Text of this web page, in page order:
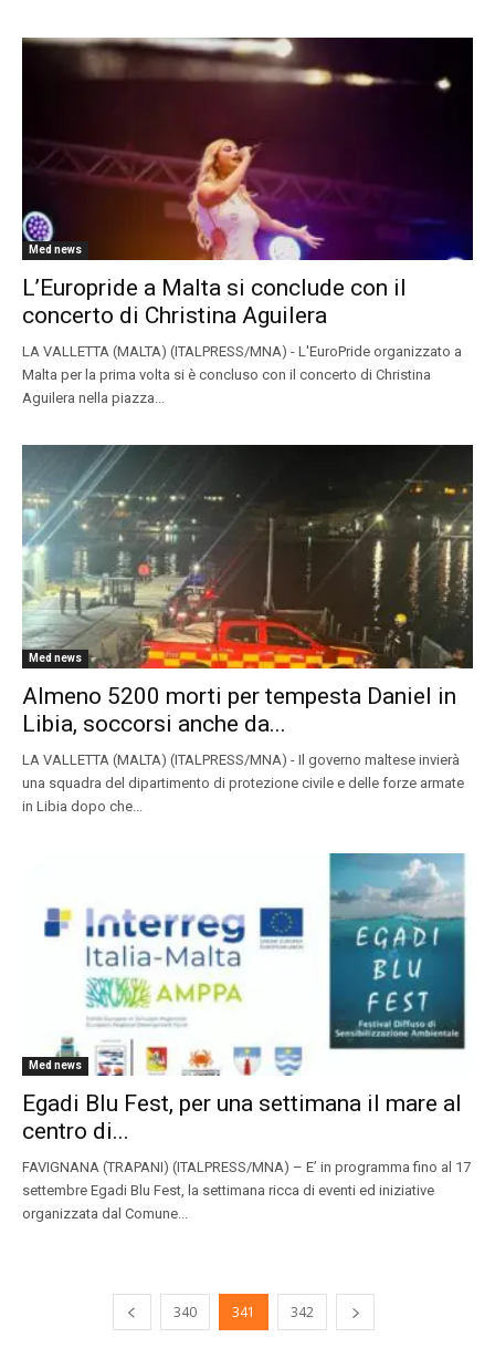
Med news
L’Europride a Malta si conclude con il
concerto di Christina Aguilera
LA VALLETTA (MALTA) (ITALPRESS/MNA) - L'EuroPride organizzato a
Malta per la prima volta si è concluso con il concerto di Christina
Aguilera nella piazza...
Med news
Almeno 5200 morti per tempesta Daniel in
Libia, soccorsi anche da...
LA VALLETTA (MALTA) (ITALPRESS/MNA) - Il governo maltese invierà
una squadra del dipartimento di protezione civile e delle forze armate
in Libia dopo che...
Med news
Egadi Blu Fest, per una settimana il mare al
centro di...
FAVIGNANA (TRAPANI) (ITALPRESS/MNA) – E’ in programma fino al 17
settembre Egadi Blu Fest, la settimana ricca di eventi ed iniziative
organizzata dal Comune...
340 341 342